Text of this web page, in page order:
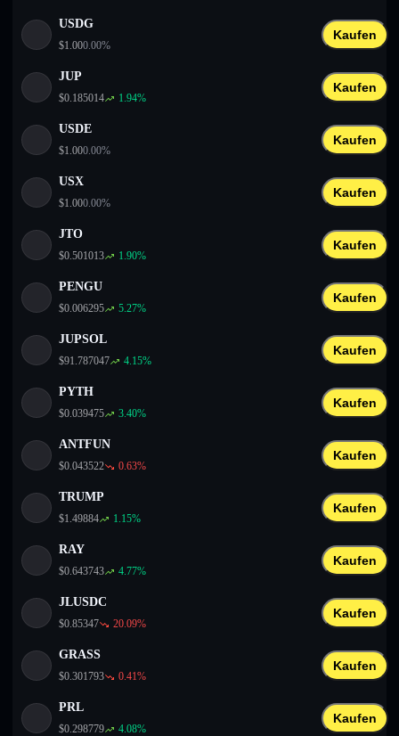
USDG
$1.000.00%
Kaufen
JUP
$0.185014 1.94%
Kaufen
USDE
$1.000.00%
Kaufen
USX
$1.000.00%
Kaufen
JTO
$0.501013 1.90%
Kaufen
PENGU
$0.006295 5.27%
Kaufen
JUPSOL
$91.787047 4.15%
Kaufen
PYTH
$0.039475 3.40%
Kaufen
ANTFUN
$0.043522 0.63%
Kaufen
TRUMP
$1.49884 1.15%
Kaufen
RAY
$0.643743 4.77%
Kaufen
JLUSDC
$0.85347 20.09%
Kaufen
GRASS
$0.301793 0.41%
Kaufen
PRL
$0.298779 4.08%
Kaufen